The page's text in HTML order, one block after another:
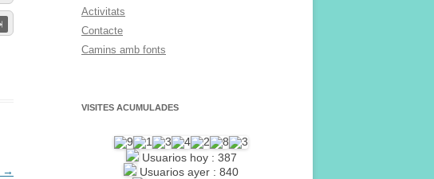
→
Activitats
Contacte
Camins amb fonts
VISITES ACUMULADES
Usuarios hoy : 387
Usuarios ayer : 840